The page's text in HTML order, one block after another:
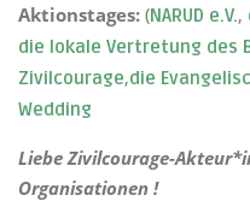
Aktionstages: (NARUD e.V.,
die lokale Vertretung des
Zivilcourage,die
Wedding
Liebe Zivilcourage-
Organisationen !